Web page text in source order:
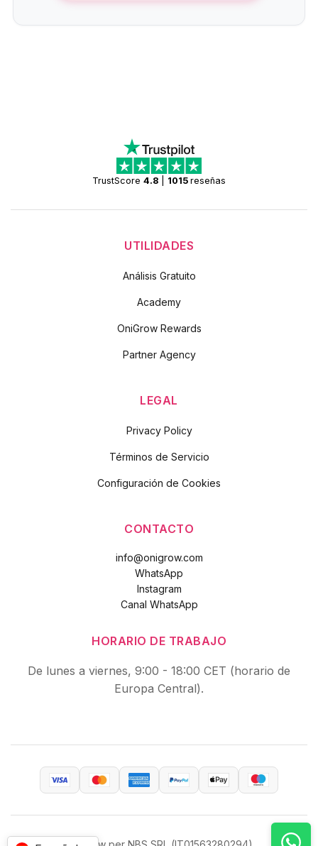
TrustScore 4.8 1015 reseñas
UTILIDADES
Análisis Gratuito
Academy
OniGrow Rewards
Partner Agency
LEGAL
Privacy Policy
Términos de Servicio
Configuración de Cookies
CONTACTO
info@onigrow.com
WhatsApp
Instagram
Canal WhatsApp
HORARIO DE TRABAJO
De lunes a viernes, 9:00 - 18:00 CET (horario de
Europa Central).